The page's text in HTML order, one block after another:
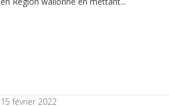
15 février 2022